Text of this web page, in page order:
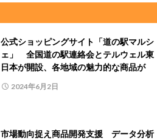
公式ショッピングサイト「道の駅マルシ
ェ」 全国道の駅連絡会とテルウェル東
日本が開設、各地域の魅力的な商品が
2024年6月2日
市場動向捉え商品開発支援 データ分析